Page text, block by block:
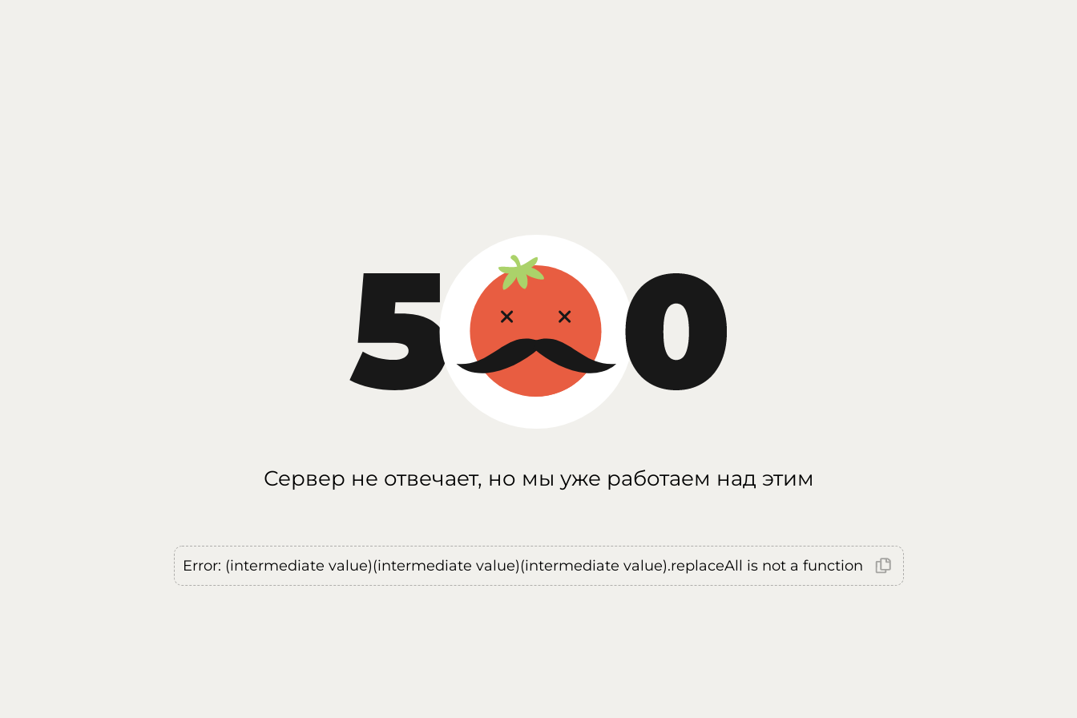
Сервер не отвечает, но мы уже работаем над этим
Error: (intermediate value)(intermediate value)(intermediate value).replaceAll is not a function